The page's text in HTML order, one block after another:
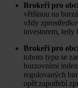
Brokeři pro
většinou na
vždy
investorem, tedy
Brokeři pro
tohoto typu se
burzovními
regulovaných
opět zapotřebí